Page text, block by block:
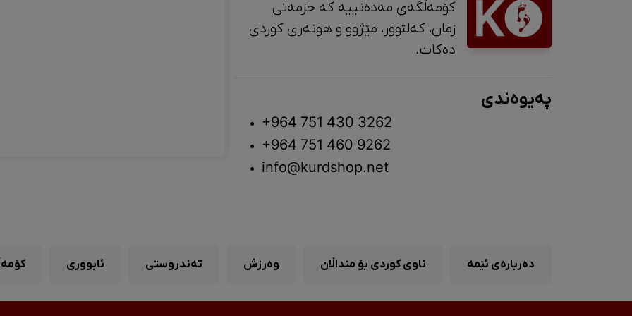
کۆمەڵگەی مەدەنییە کە خزمەتی
زمان، کەلتوور، مێژوو و ‎هونەری کوردی
دەکات.
پەیوەندی
+964 751 430 3262
+964 751 460 9262
info@kurdshop.net
دەربارەی ئێمە ناوی کوردی بۆ منداڵان وەرزش تەندروستی ئابووری